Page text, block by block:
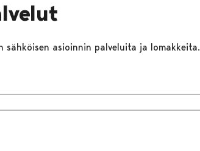
asioinnin palveluita ja lomakkeita.